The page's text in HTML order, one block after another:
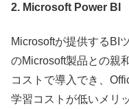
2. Microsoft Power BI
Microsoftが提供するBI
のMicrosoft製品との親
コストで導入でき、
学習コストが低いメリ